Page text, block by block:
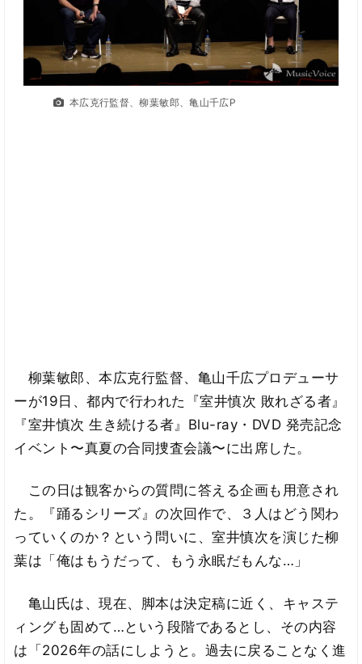
本広克行監督、柳葉敏郎、亀山千広P
柳葉敏郎、本広克行監督、亀山千広プロデューサ
ーが19日、都内で行われた『室井慎次 敗れざる者』
『室井慎次 生き続ける者』Blu-ray・DVD 発売記念
イベント〜真夏の合同捜査会議〜に出席した。
この日は観客からの質問に答える企画も用意され
た。『踊るシリーズ』の次回作で、３人はどう関わ
っていくのか？という問いに、室井慎次を演じた柳
葉は「俺はもうだって、もう永眠だもんな…」
亀山氏は、現在、脚本は決定稿に近く、キャステ
ィングも固めて…という段階であるとし、その内容
は「2026年の話にしようと。過去に戻ることなく進